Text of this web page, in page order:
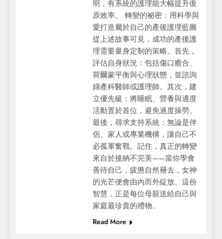
明，有系統的護理能大幅提升復
原效率。 轉變的祕密：用科學與
愛打造屬於自己的產後護理藍圖
從上述故事可見，成功的產後護
理需要量身定制的策略。首先，
評估自身狀況：包括傷口癒合、
荷爾蒙平衡與心理狀態，並諮詢
婦產科醫師或護理師。其次，建
立優先級：將睡眠、營養與適度
活動置於首位，避免過度操勞。
最後，尋求支持系統：無論是伴
侶、家人或專業機構，讓自己不
必孤軍奮戰。記住，真正的轉變
來自於接納不完美——當你學會
善待自己，疲憊自然褪去，女神
的光芒便會由內而外綻放。這份
智慧，正是每位母親送給自己與
家庭最珍貴的禮物。
Read More